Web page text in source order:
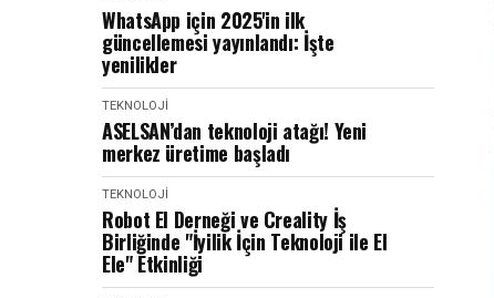
WhatsApp için 2025'in ilk
güncellemesi yayınlandı: İşte
yenilikler
TEKNOLOJI
ASELSAN’dan teknoloji atağı! Yeni
merkez üretime başladı
TEKNOLOJI
Robot El Derneği ve Creality İş
Birliğinde "İyilik İçin Teknoloji ile El
Ele" Etkinliği